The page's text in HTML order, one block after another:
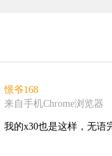
憬爷168
来自手机Chrome浏览器
我的x30也是这样，无语